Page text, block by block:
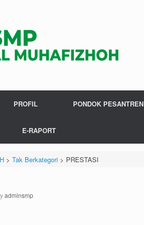
PROFIL PONDOK PESANTREN
E-RAPORT
> Tak Berkategori> PRESTASI
adminsmp